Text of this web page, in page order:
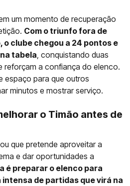
um momento de recuperação
Com o triunfo fora de
o clube chegou a 24 pontos e
tabela , conquistando duas
reforçam a confiança do elenco.
espaço para que outros
minutos e mostrar serviço.
o Timão antes de
que pretende aproveitar a
e dar oportunidades a
é preparar o elenco para
de partidas que virá na